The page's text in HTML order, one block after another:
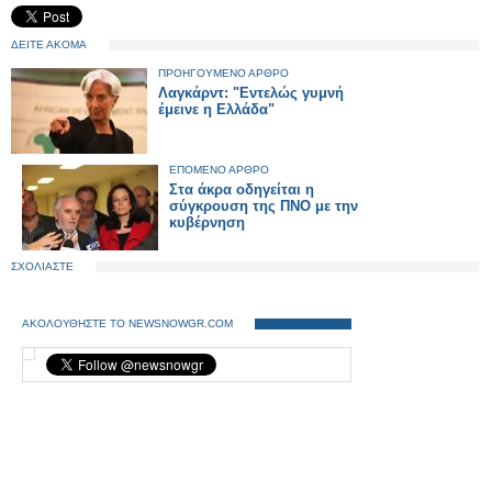
ΔΕΙΤΕ ΑΚΟΜΑ
ΠΡΟΗΓΟΥΜΕΝΟ ΑΡΘΡΟ
Λαγκάρντ: "Εντελώς γυμνή
έμεινε η Ελλάδα"
ΕΠΟΜΕΝΟ ΑΡΘΡΟ
Στα άκρα οδηγείται η
σύγκρουση της ΠΝΟ με την
κυβέρνηση
ΣΧΟΛΙΑΣΤΕ
ΑΚΟΛΟΥΘΗΣΤΕ ΤΟ NEWSNOWGR.COM